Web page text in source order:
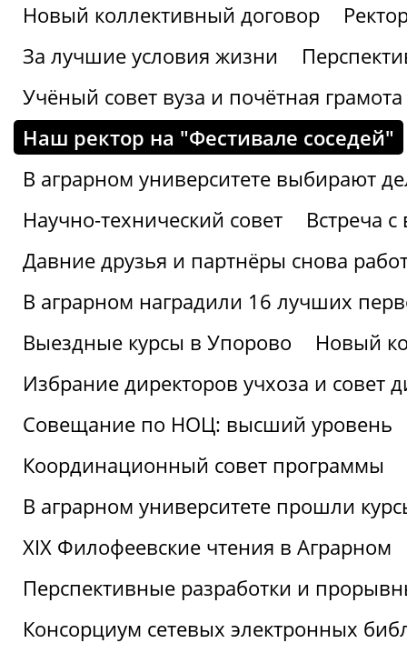
Новый коллективный договор
За лучшие условия жизни
Учёный совет вуза и почётная
Наш ректор на "Фестивале соседей"
В аграрном университете выбирают
Научно-технический совет
Встреча
Давние друзья и партнёры снова
В аграрном наградили 16 лучших
Выездные курсы в Упорово
Новый
Избрание директоров учхоза и совет
Совещание по НОЦ: высший уровень
Координационный совет программы
В аграрном университете прошли
XIX Филофеевские чтения в Аграрном
Перспективные разработки и
Консорциум сетевых электронных